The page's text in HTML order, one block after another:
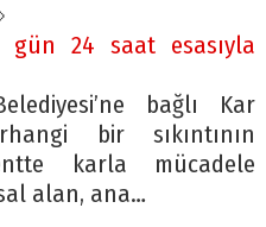
gün 24 saat esasıyla
bağlı Kar
bir sıkıntının
karla mücadele
alan, ana…